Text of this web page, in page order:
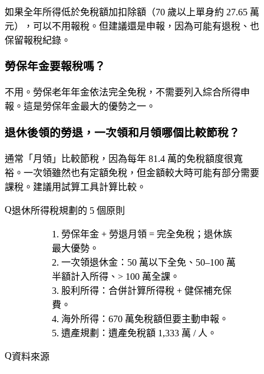
如果全年所得低於免稅額加扣除額（70 歲以上單身約 27.65 萬
元），可以不用報稅。但建議還是申報，因為可能有退稅、也
保留報稅紀錄。
勞保年金要報稅嗎？
不用。勞保老年年金依法完全免稅 ，不需要列入綜合所得申
報。這是勞保年金最大的優勢之一。
退休後領的勞退，一次領和月領哪個比較節稅？
通常「月領」比較節稅，因為每年 81.4 萬的免稅額度很寬
裕。一次領雖然也有定額免稅，但金額較大時可能有部分需要
課稅。建議用試算工具計算比較。
退休所得稅規劃的 5 個原則
勞保年金 + 勞退月領 = 完全免稅 ；退休族
最大優勢。
一次領退休金 ：50 萬以下全免、50–100 萬
半額計入所得、> 100 萬全課。
股利所得 ：合併計算所得稅 + 健保補充保
費。
海外所得 ：670 萬免稅額但要主動申報。
遺產規劃 ：遺產免稅額 1,333 萬 / 人。
資料來源